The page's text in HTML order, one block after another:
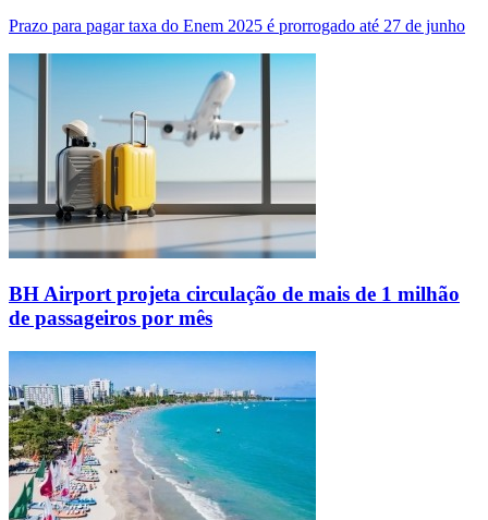
Prazo para pagar taxa do Enem 2025 é prorrogado até 27 de junho
BH Airport projeta circulação de mais de 1 milhão
de passageiros por mês